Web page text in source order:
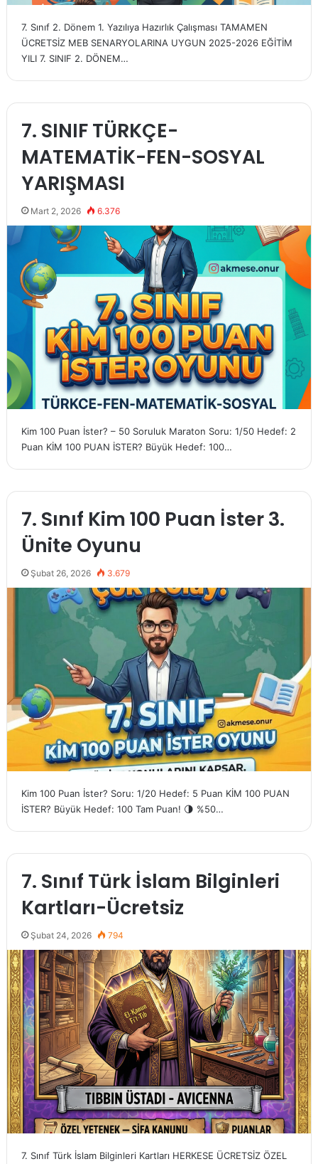
7. Sınıf 2. Dönem 1. Yazılıya Hazırlık Çalışması TAMAMEN
ÜCRETSİZ MEB SENARYOLARINA UYGUN 2025-2026 EĞİTİM
YILI 7. SINIF 2. DÖNEM…
7. SINIF TÜRKÇE-
MATEMATİK-FEN-SOSYAL
YARIŞMASI
Mart 2, 2026 6.376
Kim 100 Puan İster? – 50 Soruluk Maraton Soru: 1/50 Hedef: 2
Puan KİM 100 PUAN İSTER? Büyük Hedef: 100…
7. Sınıf Kim 100 Puan İster 3.
Ünite Oyunu
Şubat 26, 2026 3.679
Kim 100 Puan İster? Soru: 1/20 Hedef: 5 Puan KİM 100 PUAN
İSTER? Büyük Hedef: 100 Tam Puan! 🌗 %50…
7. Sınıf Türk İslam Bilginleri
Kartları-Ücretsiz
Şubat 24, 2026 794
7. Sınıf Türk İslam Bilginleri Kartları HERKESE ÜCRETSİZ ÖZEL